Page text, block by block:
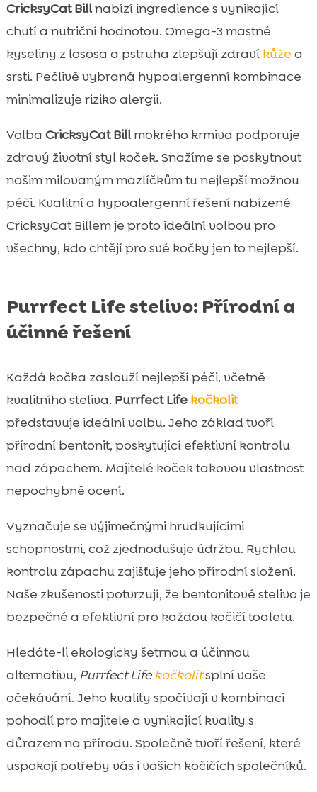
CricksyCat Billnabízí ingredience s vynikající
chutí a nutriční hodnotou. Omega-3 mastné
kyseliny z lososa a pstruha zlepšují zdraví kůže a
srsti. Pečlivě vybraná hypoalergenní kombinace
minimalizuje riziko alergií.
Volba CricksyCat Billmokrého krmiva podporuje
zdravý životní styl koček. Snažíme se poskytnout
našim milovaným mazlíčkům tu nejlepší možnou
péči. Kvalitní a hypoalergenní řešení nabízené
CricksyCat Billem je proto ideální volbou pro
všechny, kdo chtějí pro své kočky jen to nejlepší.
Purrfect Life stelivo: Přírodní a
účinné řešení
Každá kočka zaslouží nejlepší péči, včetně
kvalitního steliva. Purrfect Life kočkolit
představuje ideální volbu. Jeho základ tvoří
přírodní bentonit, poskytující efektivní kontrolu
nad zápachem. Majitelé koček takovou vlastnost
nepochybně ocení.
Vyznačuje se výjimečnými hrudkujícími
schopnostmi, což zjednodušuje údržbu. Rychlou
kontrolu zápachu zajišťuje jeho přírodní složení.
Naše zkušenosti potvrzují, že bentonitové stelivo je
bezpečné a efektivní pro každou kočičí toaletu.
Hledáte-li ekologicky šetrnou a účinnou
alternativu, Purrfect Lifekočkolitsplní vaše
očekávání. Jeho kvality spočívají v kombinaci
pohodlí pro majitele a vynikající kvality s
důrazem na přírodu. Společně tvoří řešení, které
uspokojí potřeby vás i vašich kočičích společníků.